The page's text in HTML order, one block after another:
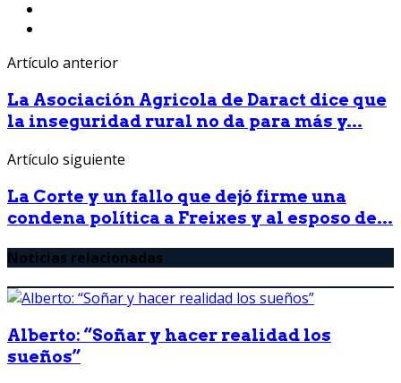
Artículo anterior
La Asociación Agricola de Daract dice que
la inseguridad rural no da para más y...
Artículo siguiente
La Corte y un fallo que dejó firme una
condena política a Freixes y al esposo de...
Noticias relacionadas
Alberto: “Soñar y hacer realidad los
sueños”